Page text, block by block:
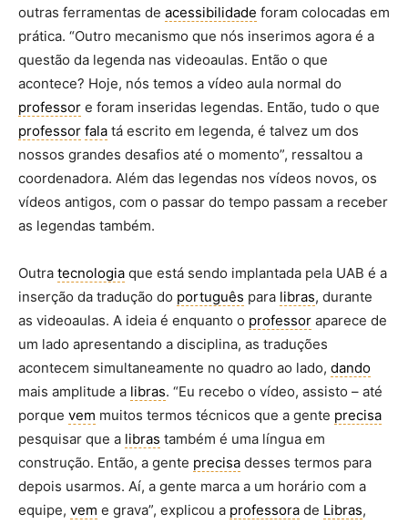
outras ferramentas de acessibilidade foram colocadas em
prática. “Outro mecanismo que nós inserimos agora é a
questão da legenda nas videoaulas. Então o que
acontece? Hoje, nós temos a vídeo aula normal do
professor e foram inseridas legendas. Então, tudo o que
professor fala tá escrito em legenda, é talvez um dos
nossos grandes desafios até o momento”, ressaltou a
coordenadora. Além das legendas nos vídeos novos, os
vídeos antigos, com o passar do tempo passam a receber
as legendas também.
Outra tecnologia que está sendo implantada pela UAB é a
inserção da tradução do português para libras, durante
as videoaulas. A ideia é enquanto o professor aparece de
um lado apresentando a disciplina, as traduções
acontecem simultaneamente no quadro ao lado, dando
mais amplitude a libras. “Eu recebo o vídeo, assisto – até
porque vem muitos termos técnicos que a gente precisa
pesquisar que a libras também é uma língua em
construção. Então, a gente precisa desses termos para
depois usarmos. Aí, a gente marca a um horário com a
equipe, vem e grava”, explicou a professora de Libras,